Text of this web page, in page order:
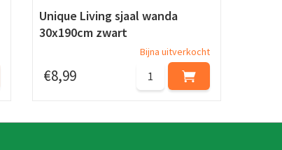
Unique Living sjaal wanda
30x190cm zwart
€8,99
Bijna uitverkocht